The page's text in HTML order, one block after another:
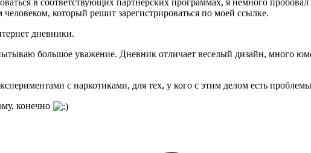
который решит зарегистрироваться по моей ссылке.
дневники.
большое уважение. Дневник отличает веселый дизайн, много
с наркотиками, для тех, у кого с этим делом есть
конечно